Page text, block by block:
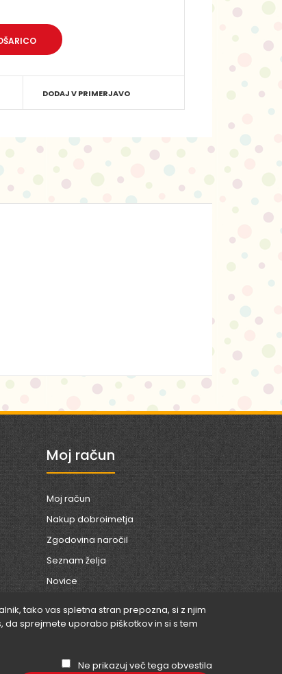
tako vas spletna stran prepozna, si z njim
sprejmete uporabo piškotkov in si s tem
Ne prikazuj več tega obvestila
DODAJ V PRIMERJAVO
Moj račun
Moj račun
Nakup dobroimetja
Zgodovina naročil
Seznam želja
Novice